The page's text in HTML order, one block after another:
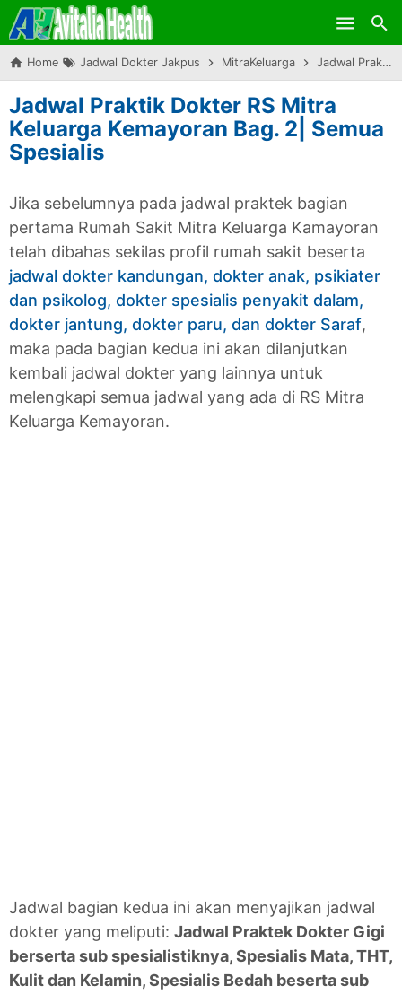
Skip to main content
Home Jadwal Dokter Jakpus MitraKeluarga Jadwal Praktik Dokter RS Mitra Keluarga Kemayoran Bag. 2| Semua Spesialis
Jadwal Praktik Dokter RS Mitra
Keluarga Kemayoran Bag. 2| Semua
Spesialis
Jika sebelumnya pada jadwal praktek bagian
pertama Rumah Sakit Mitra Keluarga Kamayoran
telah dibahas sekilas profil rumah sakit beserta
jadwal dokter kandungan, dokter anak, psikiater
dan psikolog, dokter spesialis penyakit dalam,
dokter jantung, dokter paru, dan dokter Saraf,
maka pada bagian kedua ini akan dilanjutkan
kembali jadwal dokter yang lainnya untuk
melengkapi semua jadwal yang ada di RS Mitra
Keluarga Kemayoran.
Jadwal bagian kedua ini akan menyajikan jadwal
dokter yang meliputi: Jadwal Praktek Dokter Gigi
berserta sub spesialistiknya, Spesialis Mata, THT,
Kulit dan Kelamin, Spesialis Bedah beserta sub